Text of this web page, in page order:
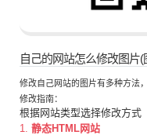
自己的网站怎么修改图片(
修改自己网站的图片有多种方法
修改指南：
根据网站类型选择修改方式
1. 静态HTML网站